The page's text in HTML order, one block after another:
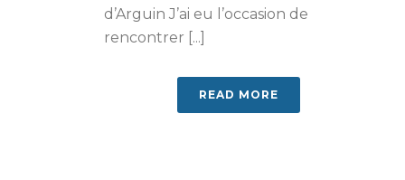
d’Arguin J’ai eu l’occasion de
rencontrer [...]
READ MORE